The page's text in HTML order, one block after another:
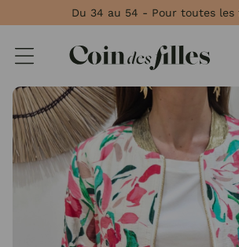
Du 34 au 54 - Pour toutes les
Panneau de gestion des cookies